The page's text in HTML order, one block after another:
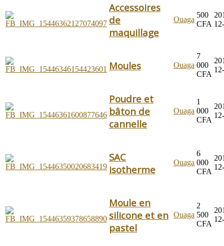
Accessoires
de
maquillage
Ouaga
500
CFA
Moules Ouaga
7
000
CFA
Poudre et
bâton de
cannelle
Ouaga
1
000
CFA
SAC
isotherme
Ouaga
6
000
CFA
Moule en
silicone et en
pastel
Ouaga
2
500
CFA